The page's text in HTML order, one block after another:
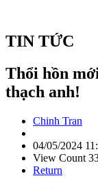
TIN TỨC
Thổi hồn
thạch anh!
Chinh Tran
04/05/2024
View Count
Return